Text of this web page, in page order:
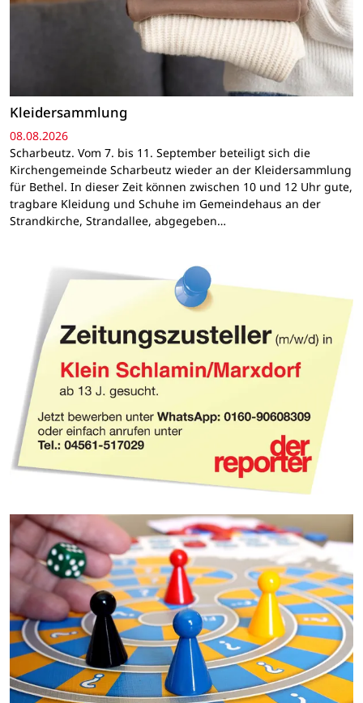
Kleidersammlung
08.08.2026
Scharbeutz. Vom 7. bis 11. September beteiligt sich die
Kirchengemeinde Scharbeutz wieder an der Kleidersammlung
für Bethel. In dieser Zeit können zwischen 10 und 12 Uhr gute,
tragbare Kleidung und Schuhe im Gemeindehaus an der
Strandkirche, Strandallee, abgegeben…